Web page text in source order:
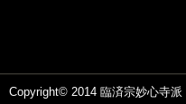
Copyright© 2014 臨済宗妙心寺